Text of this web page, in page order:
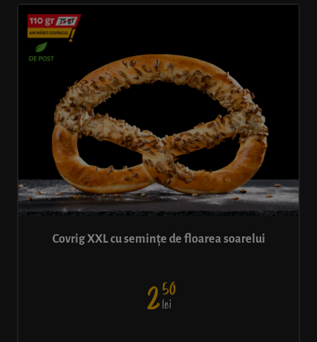
Covrig XXL cu semințe de floarea soarelui
250
lei